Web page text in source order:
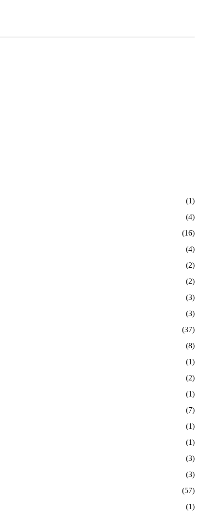
(1)
(4)
(16)
(4)
(2)
(2)
(3)
(3)
(37)
(8)
(1)
(2)
(1)
(7)
(1)
(1)
(3)
(3)
(57)
(1)